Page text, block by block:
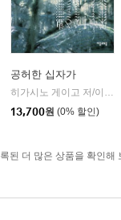
공허한 십자가
히가시노 게이고 저/이선희 역
13,700원 (0% 할인)
된 더 많은 상품을 확인해